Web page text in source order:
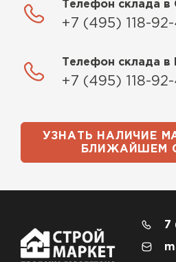
Телефон склада в
+7 (495) 118-
Телефон склада в
+7 (495) 118-
УЗНАТЬ НАЛИЧИЕ
БЛИЖАЙШЕМ
7